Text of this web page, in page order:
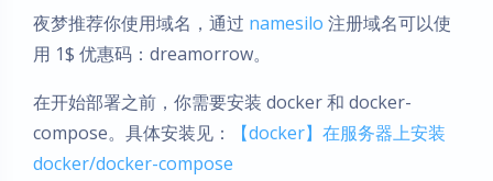
夜梦推荐你使用域名，通过 namesilo 注册域名可以使
用 1$ 优惠码：dreamorrow。
在开始部署之前，你需要安装 docker 和 docker-
compose。具体安装见：
【docker】在服务器上安装
docker/docker-compose